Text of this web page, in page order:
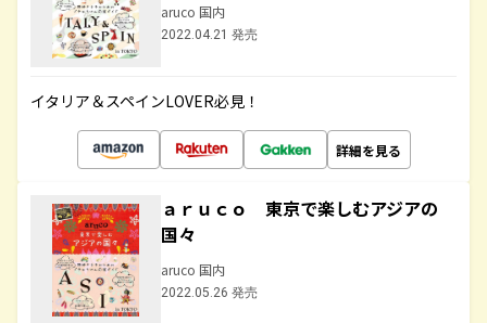
aruco 国内
2022.04.21 発売
イタリア＆スペインLOVER必見！
詳細を見る
ａｒｕｃｏ 東京で楽しむアジアの
国々
aruco 国内
2022.05.26 発売